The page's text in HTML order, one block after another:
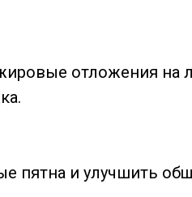
отложения на
пятна и улучшить